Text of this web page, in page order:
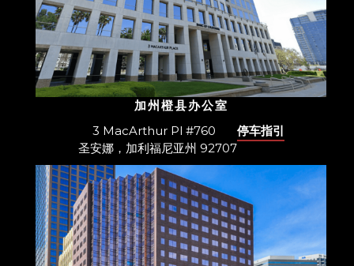
加州橙县办公室
3 MacArthur Pl #760
圣安娜，加利福尼亚州 92707
停车指引